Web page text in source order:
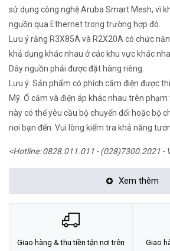
sử dụng công nghệ Aruba Smart Mesh, vì
nguồn qua Ethernet trong trường hợp đó.
Lưu ý rằng R3X85A và R2X20A có chức
khả dụng khác nhau ở các khu vực khác
Dây nguồn phải được đặt hàng riêng.
Lưu ý: Sản phẩm có phích cắm điện được
Mỹ. Ổ cắm và điện áp khác nhau trên
này có thể yêu cầu bộ chuyển đổi hoặc bộ
nơi bạn đến. Vui lòng kiểm tra khả năng
<Hotline: 0828.011.011 - (028)7300.2021 -
Xem thêm
Giao hàng & thu tiền tận nơi trên
Giao